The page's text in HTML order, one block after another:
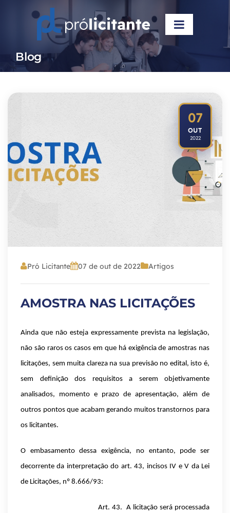
Blog
07
OUT
2022
Pró Licitante 07 de out de 2022 Artigos
AMOSTRA NAS LICITAÇÕES
Ainda que não esteja expressamente prevista na legislação,
não são raros os casos em que há exigência de amostras nas
licitações, sem muita clareza na sua previsão no edital, isto é,
sem definição dos requisitos a serem objetivamente
analisados, momento e prazo de apresentação, além de
outros pontos que acabam gerando muitos transtornos para
os licitantes.
O embasamento dessa exigência, no entanto, pode ser
decorrente da interpretação do art. 43, incisos IV e V da Lei
de Licitações, nº 8.666/93:
Art. 43. A licitação será processada